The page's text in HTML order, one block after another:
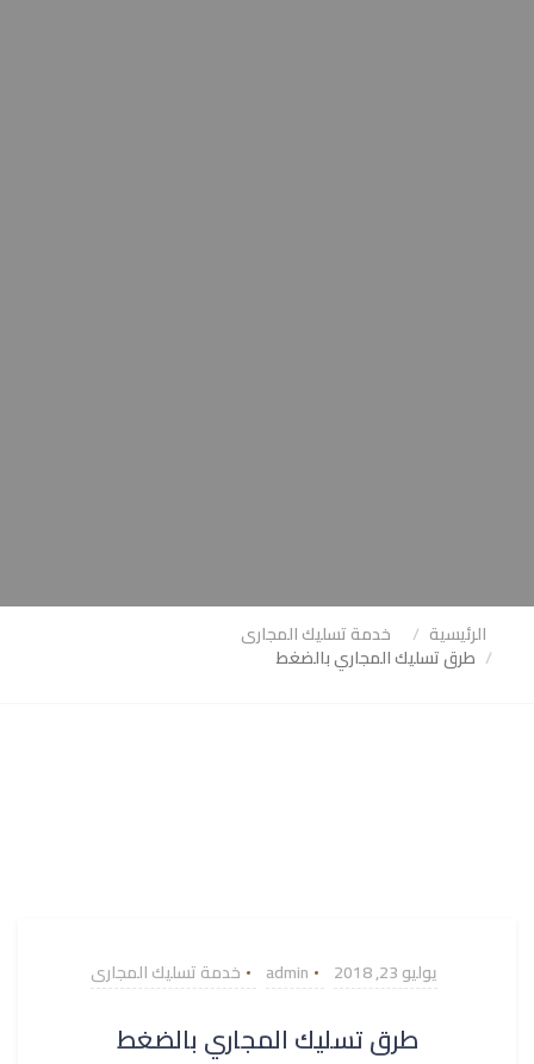
الرئيسية خدمة تسليك المجارى
طرق تسليك المجاري بالضغط
يوليو 23, 2018 admin خدمة تسليك المجارى
طرق تسليك المجاري بالضغط